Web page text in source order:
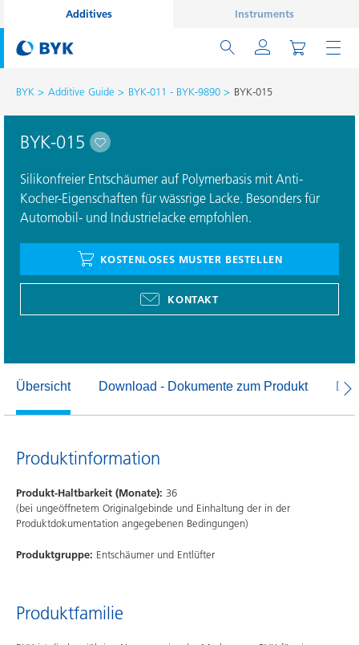
Additives Instruments
BYK Additive Guide BYK-011 - BYK-9890 BYK-015
BYK-015
Silikonfreier Entschäumer auf Polymerbasis mit Anti-
Kocher-Eigenschaften für wässrige Lacke. Besonders für
Automobil- und Industrielacke empfohlen.
KOSTENLOSES MUSTER BESTELLEN
KONTAKT
Übersicht Download - Dokumente zum Produkt
Produktinformation
Produkt-Haltbarkeit (Monate): 36
(bei ungeöffnetem Originalgebinde und Einhaltung der in der
Produktdokumentation angegebenen Bedingungen)
Produktgruppe: Entschäumer und Entlüfter
Produktfamilie